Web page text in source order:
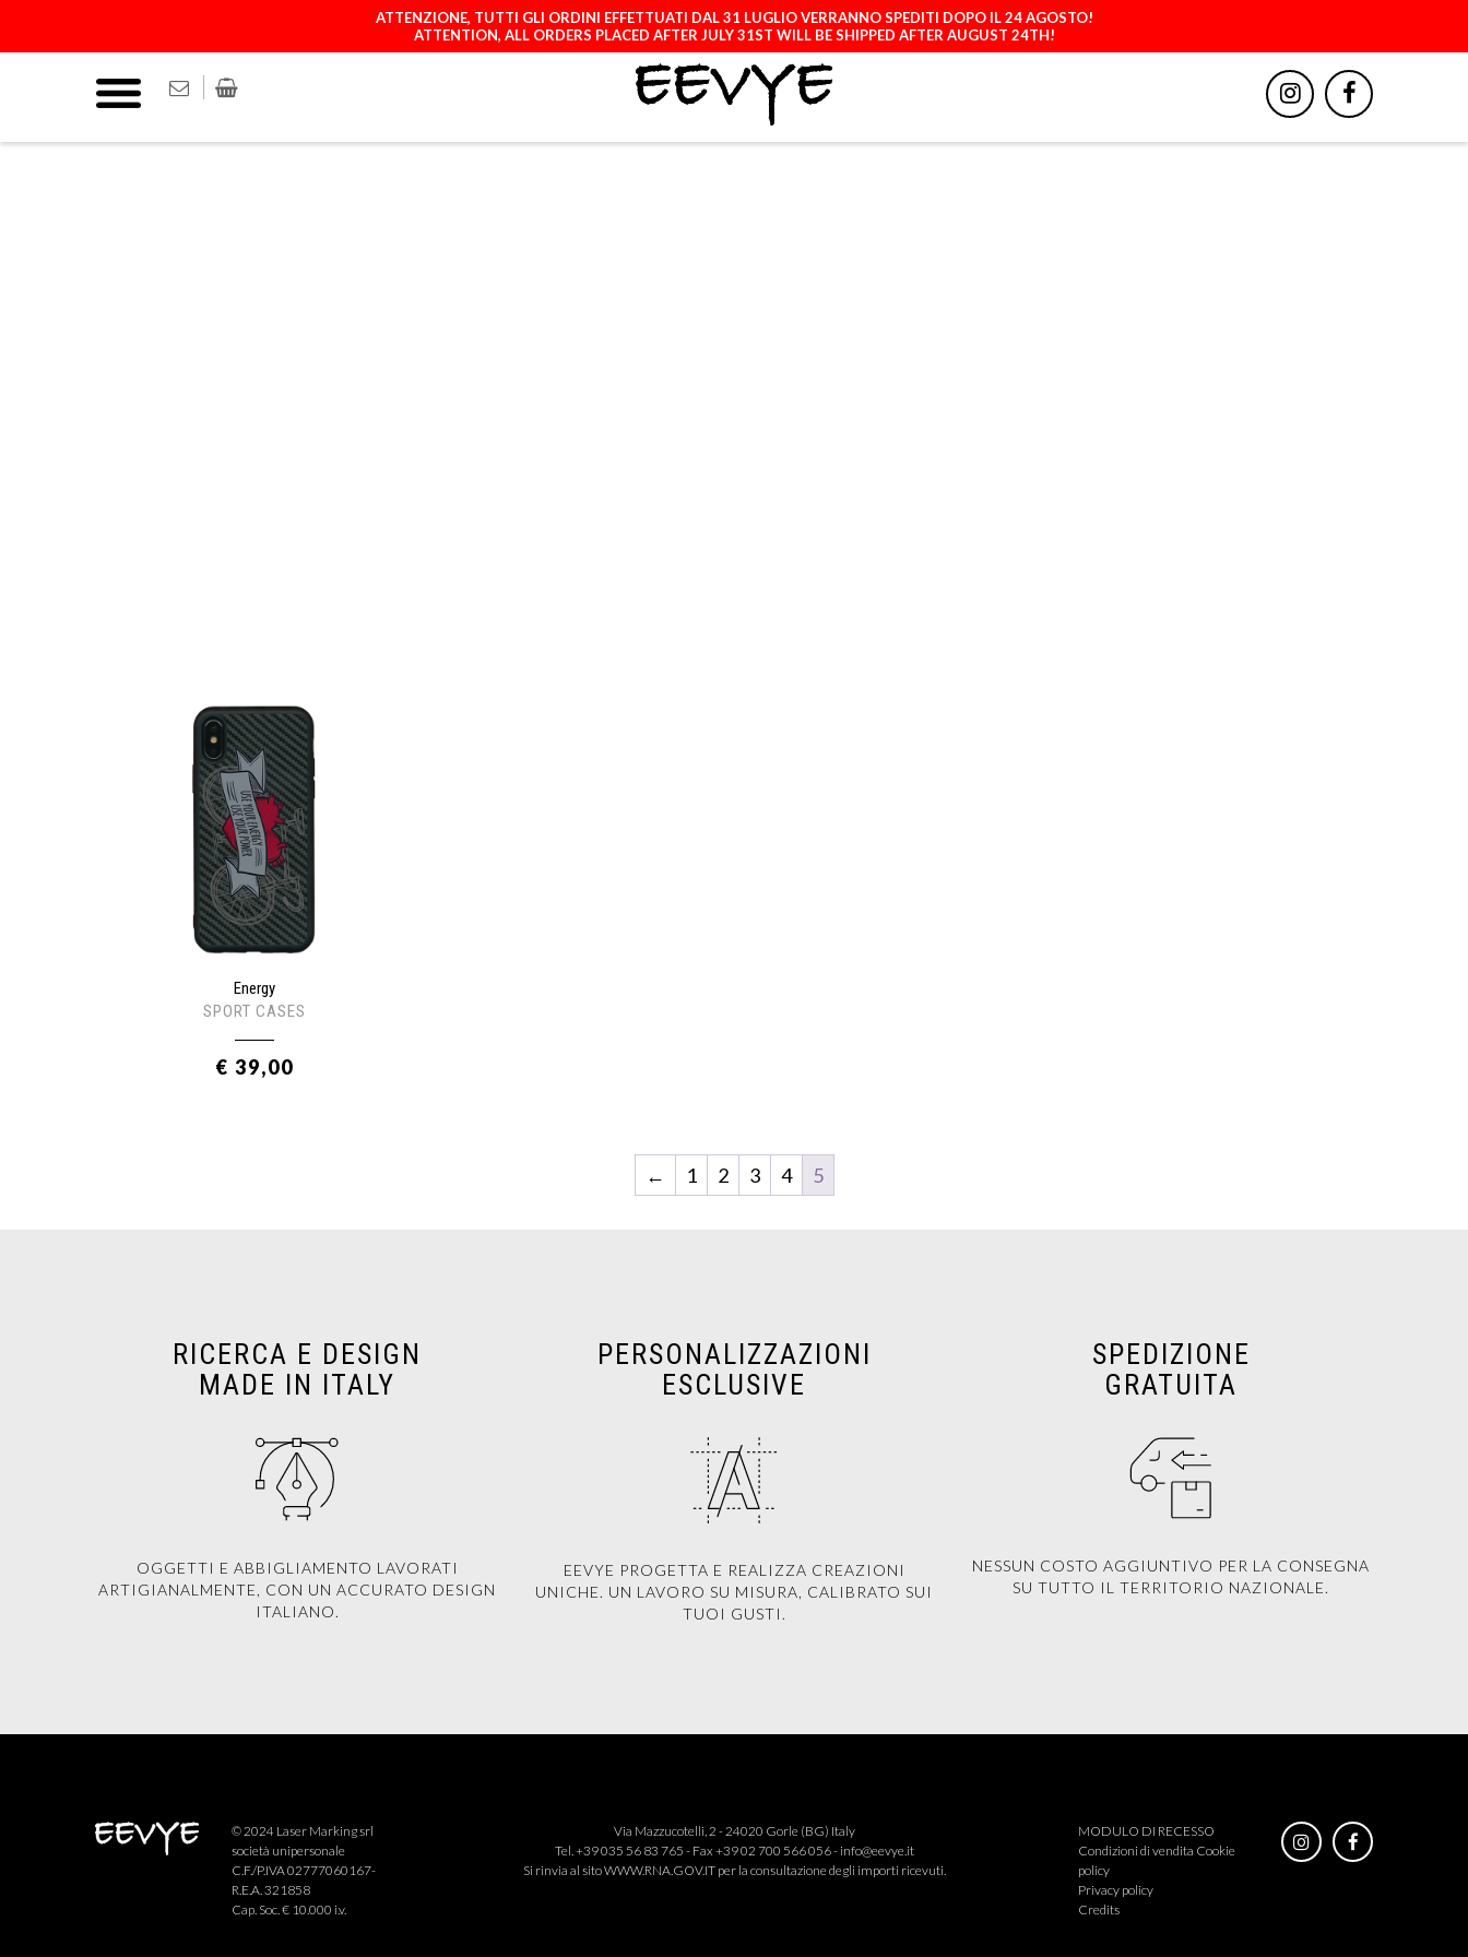
ATTENZIONE, TUTTI GLI ORDINI EFFETTUATI DAL 31 LUGLIO VERRANNO SPEDITI DOPO IL 24 AGOSTO!
ATTENTION, ALL ORDERS PLACED AFTER JULY 31ST WILL BE SHIPPED AFTER AUGUST 24TH!
LICENCES ACCESSORI
Energy
SPORT CASES
€ 39,00
← 1 2 3 4 5
RICERCA E DESIGN
MADE IN ITALY
OGGETTI E ABBIGLIAMENTO LAVORATI
ARTIGIANALMENTE, CON UN ACCURATO DESIGN
ITALIANO.
PERSONALIZZAZIONI
ESCLUSIVE
EEVYE PROGETTA E REALIZZA CREAZIONI
UNICHE. UN LAVORO SU MISURA, CALIBRATO SUI
TUOI GUSTI.
SPEDIZIONE
GRATUITA
NESSUN COSTO AGGIUNTIVO PER LA CONSEGNA
SU TUTTO IL TERRITORIO NAZIONALE.
© 2024 Laser Marking srl
società unipersonale
C.F./P.IVA 02777060167-
R.E.A. 321858
Cap. Soc. € 10.000 i.v.
Via Mazzucotelli, 2 - 24020 Gorle (BG) Italy
Tel. +39 035 56 83 765 - Fax +39 02 700 566 056 - info@eevye.it
Si rinvia al sitoWWW.RNA.GOV.ITper la consultazione degli importi ricevuti.
MODULO DI RECESSO
Condizioni di vendita Cookie
policy
Privacy policy
Credits